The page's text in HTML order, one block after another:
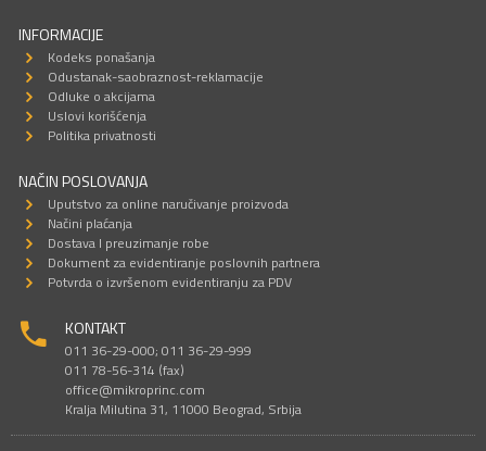
INFORMACIJE
Kodeks ponašanja
Odustanak-saobraznost-reklamacije
Odluke o akcijama
Uslovi korišćenja
Politika privatnosti
NAČIN POSLOVANJA
Uputstvo za online naručivanje proizvoda
Načini plaćanja
Dostava I preuzimanje robe
Dokument za evidentiranje poslovnih partnera
Potvrda o izvršenom evidentiranju za PDV
KONTAKT
011 36-29-000; 011 36-29-999
011 78-56-314 (fax)
office@mikroprinc.com
Kralja Milutina 31, 11000 Beograd, Srbija